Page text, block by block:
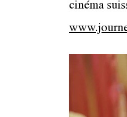
cinéma